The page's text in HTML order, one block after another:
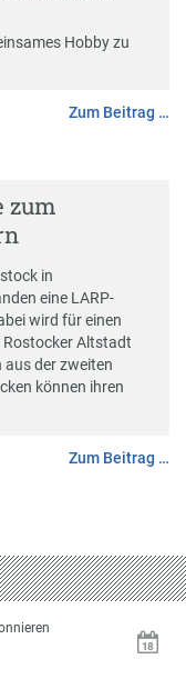
Hobby zu
Zum Beitrag …
zum
in
eine LARP-
wird für einen
Rostocker Altstadt
aus der zweiten
können ihren
Zum Beitrag …